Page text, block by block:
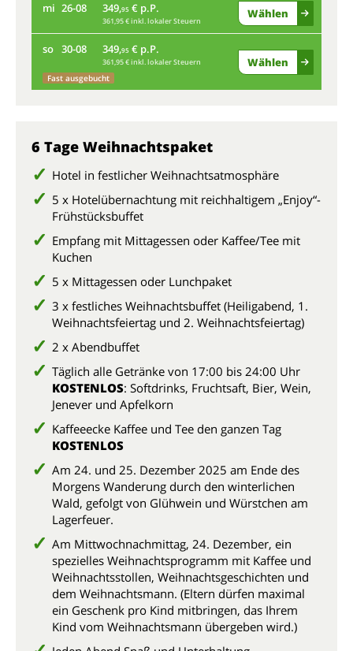
mi 26-08 349,95 € p.P.
361,95 € inkl. lokaler Steuern
Wählen
so 30-08 349,95 € p.P.
361,95 € inkl. lokaler Steuern
Fast ausgebucht
Wählen
6 Tage Weihnachtspaket
Hotel in festlicher Weihnachtsatmosphäre
5 x Hotelübernachtung mit reichhaltigem „Enjoy“-
Frühstücksbuffet
Empfang mit Mittagessen oder Kaffee/Tee mit
Kuchen
5 x Mittagessen oder Lunchpaket
3 x festliches Weihnachtsbuffet (Heiligabend, 1.
Weihnachtsfeiertag und 2. Weihnachtsfeiertag)
2 x Abendbuffet
Täglich alle Getränke von 17:00 bis 24:00 Uhr
KOSTENLOS: Softdrinks, Fruchtsaft, Bier, Wein,
Jenever und Apfelkorn
Kaffeeecke Kaffee und Tee den ganzen Tag
KOSTENLOS
Am 24. und 25. Dezember 2025 am Ende des
Morgens Wanderung durch den winterlichen
Wald, gefolgt von Glühwein und Würstchen am
Lagerfeuer.
Am Mittwochnachmittag, 24. Dezember, ein
spezielles Weihnachtsprogramm mit Kaffee und
Weihnachtsstollen, Weihnachtsgeschichten und
dem Weihnachtsmann. (Eltern dürfen maximal
ein Geschenk pro Kind mitbringen, das Ihrem
Kind vom Weihnachtsmann übergeben wird.)